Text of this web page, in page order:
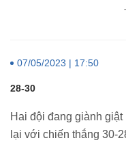
07/05/2023 | 17:50
28-30
Hai đội đang giành
lại với chiến thắng 30-